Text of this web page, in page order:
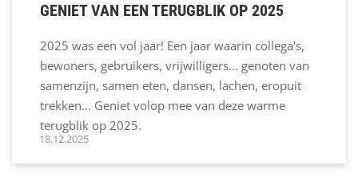
GENIET VAN EEN TERUGBLIK OP 2025
2025 was een vol jaar! Een jaar waarin collega's,
bewoners, gebruikers, vrijwilligers... genoten van
samenzijn, samen eten, dansen, lachen, eropuit
trekken... Geniet volop mee van deze warme
terugblik op 2025.
18.12.2025